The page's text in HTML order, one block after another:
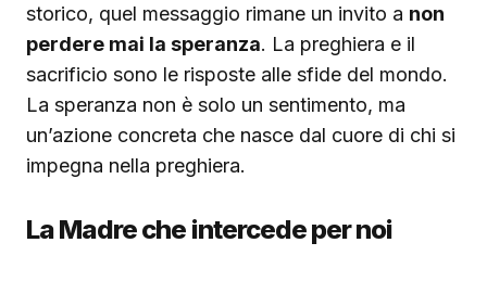
storico, quel messaggio rimane un invito a non
perdere mai la speranza. La preghiera e il
sacrificio sono le risposte alle sfide del mondo.
La speranza non è solo un sentimento, ma
un’azione concreta che nasce dal cuore di chi si
impegna nella preghiera.
La Madre che intercede per noi